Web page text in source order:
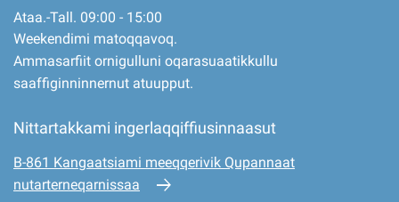
Ataa.-Tall. 09:00 - 15:00
Weekendimi matoqqavoq.
Ammasarfiit ornigulluni oqarasuaatikkullu
saaffiginninnernut atuupput.
Nittartakkami ingerlaqqiffiusinnaasut
B-861 Kangaatsiami meeqqerivik Qupannaat
nutarterneqarnissaa